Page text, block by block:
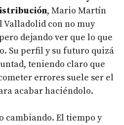
, Mario Martín
Valladolid con no muy
dejando ver que lo que
Su perfil y su futuro quizá
teniendo claro que
errores suele ser el
acabar haciéndolo.
cambiando. El tiempo y